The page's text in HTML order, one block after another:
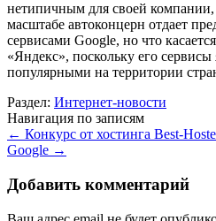
нетипичным для своей
масштабе автоконцерн отдает
сервисами Google, но что
«Яндекс», поскольку его сервисы
популярными на территории
Раздел: Интернет-новости
Навигация по записям
← Конкурс от хостинга Best-
Google →
Добавить комментарий